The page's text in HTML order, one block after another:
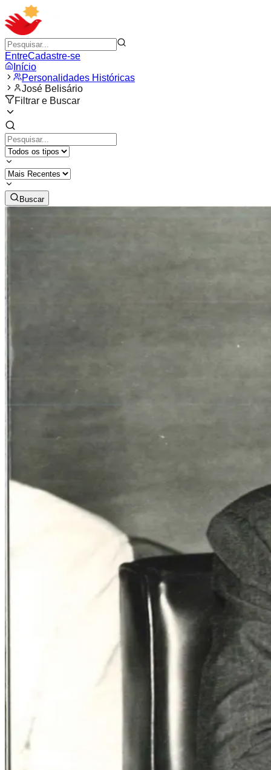
EntreCadastre-se
Início
Personalidades Históricas
José Belisário
Filtrar e Buscar
Buscar